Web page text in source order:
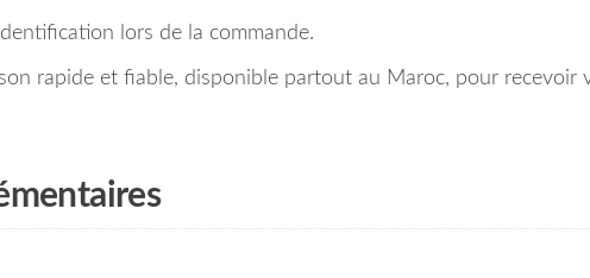
lors de la commande.
rapide et fiable, disponible partout au Maroc, pour recevoir